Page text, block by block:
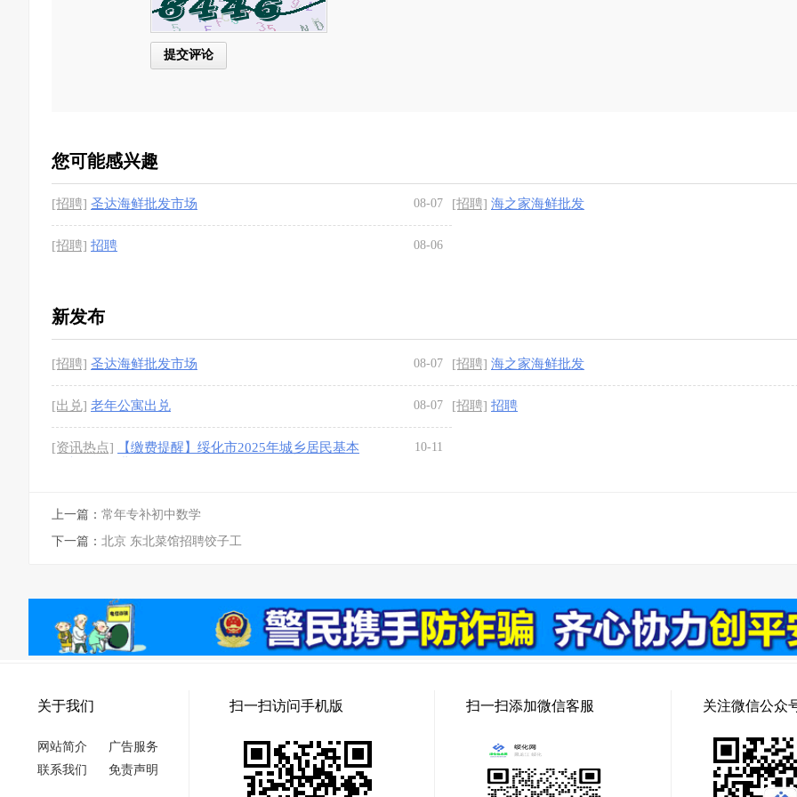
您可能感兴趣
[招聘] 圣达海鲜批发市场 08-07 [招聘] 海之家海鲜批发
[招聘] 招聘 08-06
新发布
[招聘] 圣达海鲜批发市场 08-07 [招聘] 海之家海鲜批发
[出兑] 老年公寓出兑 08-07 [招聘] 招聘
[资讯热点]
【缴费提醒】绥化市2025年城乡居民基本
10-11
上一篇： 常年专补初中数学
下一篇： 北京 东北菜馆招聘饺子工
关于我们
网站简介
广告服务
联系我们
免责声明
扫一扫访问手机版 扫一扫添加微信客服 关注微信公众